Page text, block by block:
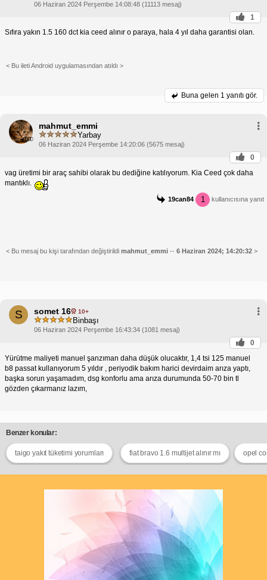
06 Haziran 2024 Perşembe 14:08:48 (11113 mesaj)
1
Sıfıra yakın 1.5 160 dct kia ceed alınır o paraya, hala 4 yıl daha garantisi olan.
< Bu ileti Android uygulamasından atıldı >
Buna gelen 1 yanıtı gör.
mahmut_emmi
Yarbay
06 Haziran 2024 Perşembe 14:20:06 (5675 mesaj)
0
vag üretimi bir araç sahibi olarak bu dediğine katılıyorum. Kia Ceed çok daha
mantıklı.
19can84 1 kullanıcısına yanıt
< Bu mesaj bu kişi tarafından değiştirildi mahmut_emmi -- 6 Haziran 2024; 14:20:32 >
S somet 16 10+
Binbaşı
06 Haziran 2024 Perşembe 16:43:34 (1081 mesaj)
0
Yürütme maliyeti manuel şanzıman daha düşük olucaktır, 1,4 tsi 125 manuel
b8 passat kullanıyorum 5 yıldır , periyodik bakım harici devirdaim arıza yaptı,
başka sorun yaşamadım, dsg konforlu ama arıza durumunda 50-70 bin tl
gözden çıkarmanız lazım,
Benzer konular:
taigo yakıt tüketimi yorumları fiat bravo 1.6 multijet alınır mı opel